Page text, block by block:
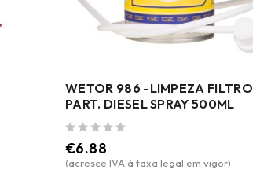
WETOR 986 -LIMPEZA FILTRO
PART. DIESEL SPRAY 500ML
€6.88
(acresce IVA à taxa legal em vigor)